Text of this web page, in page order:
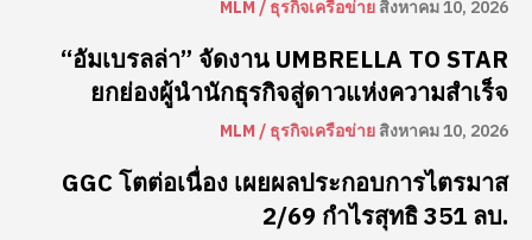
MLM / ธุรกิจเครือข่ายสิงหาคม 10, 2026
“อัมเบรลล่า” จัดงาน UMBRELLA TO STAR
ยกย่องผู้นำนักธุรกิจสู่ดาวแห่งความสำเร็จ
MLM / ธุรกิจเครือข่ายสิงหาคม 10, 2026
GGC โตต่อเนื่อง เผยผลประกอบการไตรมาส
2/69 กำไรสุทธิ 351 ลบ.